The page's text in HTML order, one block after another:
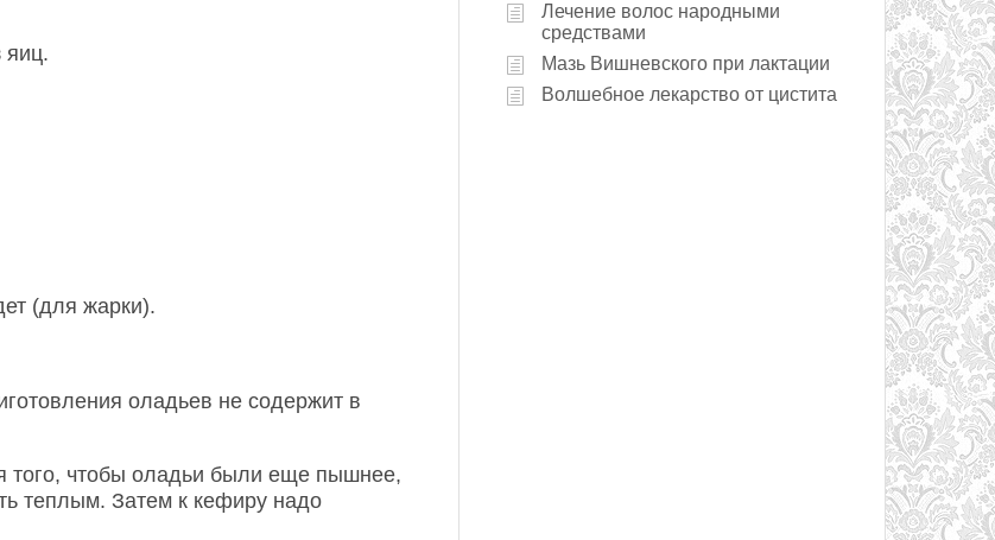
яиц.
(для жарки).
оладьев не содержит в
того, чтобы оладьи были еще пышнее,
теплым. Затем к кефиру надо
Лечение волос народными
средствами
Мазь Вишневского при лактации
Волшебное лекарство от цистита